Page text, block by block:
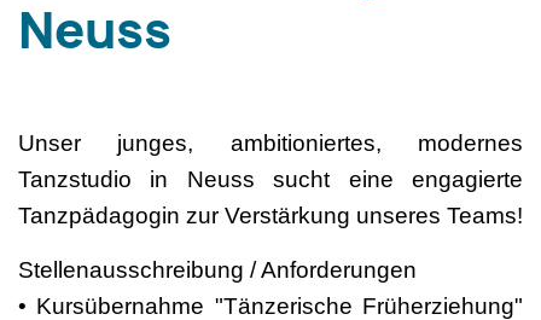
Neuss
Unser junges, ambitioniertes, modernes
Tanzstudio in Neuss sucht eine engagierte
Tanzpädagogin zur Verstärkung unseres Teams!
Stellenausschreibung / Anforderungen
•⁠ ⁠Kursübernahme "Tänzerische Früherziehung"